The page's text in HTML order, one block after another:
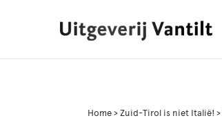
Home > Zuid-Tirol is niet Italië! >